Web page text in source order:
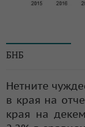
БНБ
Нетните
в края на
края на